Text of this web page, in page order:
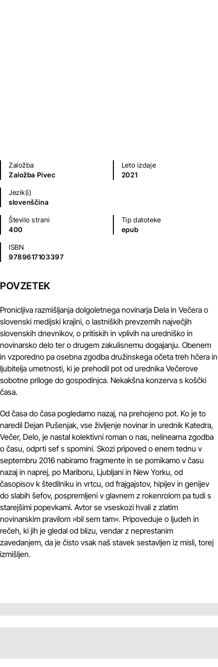
Založba
Založba Pivec
Leto izdaje
2021
Jezik(i)
slovenščina
Število strani
400
Tip datoteke
epub
ISBN
9789617103397
POVZETEK
Pronicljiva razmišljanja dolgoletnega novinarja Dela in Večera o
slovenski medijski krajini, o lastniških prevzemih največjih
slovenskih dnevnikov, o pritiskih in vplivih na uredniško in
novinarsko delo ter o drugem zakulisnemu dogajanju. Obenem
in vzporedno pa osebna zgodba družinskega očeta treh hčera in
ljubitelja umetnosti, ki je prehodil pot od urednika Večerove
sobotne priloge do gospodinjca. Nekakšna konzerva s koščki
časa.
Od časa do časa pogledamo nazaj, na prehojeno pot. Ko je to
naredil Dejan Pušenjak, vse življenje novinar in urednik Katedra,
Večer, Delo, je nastal kolektivni roman o nas, nelinearna zgodba
o času, odprti sef s spomini. Skozi pripoved o enem tednu v
septembru 2016 nabiramo fragmente in se pomikamo v času
nazaj in naprej, po Mariboru, Ljubljani in New Yorku, od
časopisov k štedilniku in vrtcu, od frajgajstov, hipijev in genijev
do slabih šefov, pospremljeni v glavnem z rokenrolom pa tudi s
starejšimi popevkami. Avtor se vseskozi hvali z zlatim
novinarskim pravilom »bil sem tam«. Pripoveduje o ljudeh in
rečeh, ki jih je gledal od blizu, vendar z neprestanim
zavedanjem, da je čisto vsak naš stavek sestavljen iz misli, torej
izmišljen.